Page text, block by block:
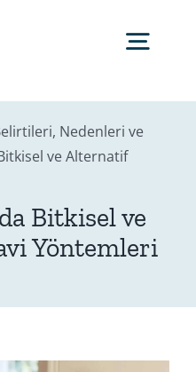
Nedenleri ve
ve Alternatif
Bitkisel ve
Yöntemleri